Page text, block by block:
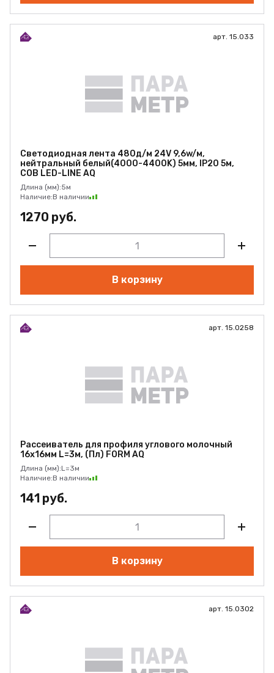
арт. 15.033
Светодиодная лента 480д/м 24V 9,6w/м,
нейтральный белый(4000-4400K) 5мм, IP20 5м,
COB LED-LINE AQ
Длина (мм):5м
Наличие:В наличии
1270 руб.
В корзину
арт. 15.0258
Рассеиватель для профиля углового молочный
16х16мм L=3м, (Пл) FORM AQ
Длина (мм):L=3м
Наличие:В наличии
141 руб.
В корзину
арт. 15.0302